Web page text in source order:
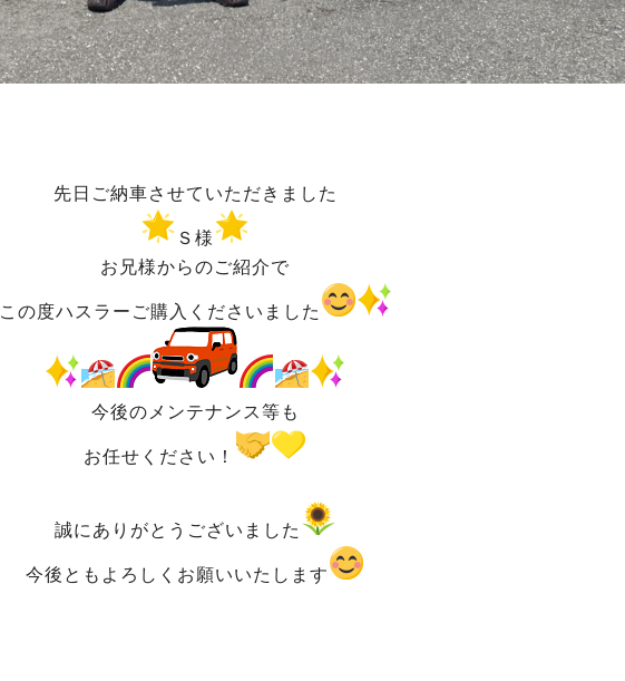
先日ご納車させていただきました
Ｓ様
お兄様からのご紹介で
この度ハスラーご購入くださいました
今後のメンテナンス等も
お任せください！
誠にありがとうございました
今後ともよろしくお願いいたします